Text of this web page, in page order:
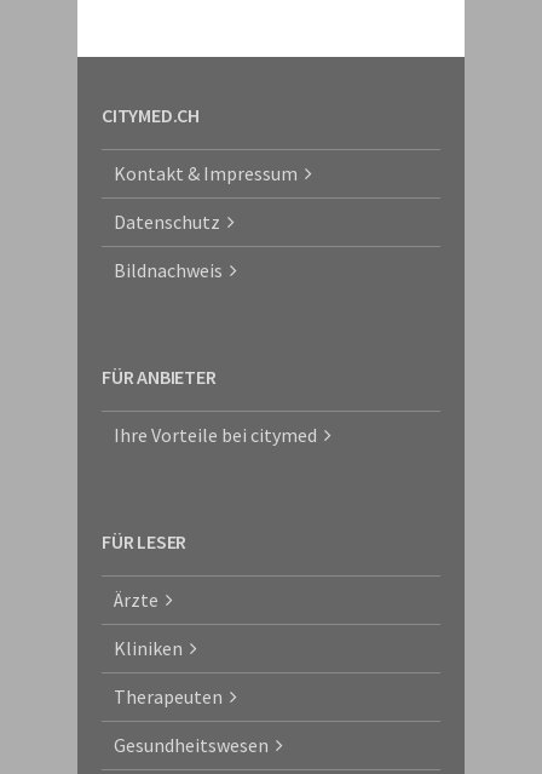
CITYMED.CH
Kontakt & Impressum
Datenschutz
Bildnachweis
FÜR ANBIETER
Ihre Vorteile bei citymed
FÜR LESER
Ärzte
Kliniken
Therapeuten
Gesundheitswesen